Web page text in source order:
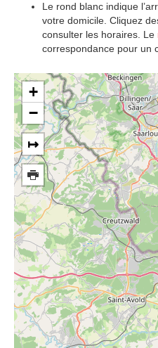
Le rond blanc indique
votre domicile. Cliquez
consulter les horaires. Le
correspondance pour un
+
−
↦